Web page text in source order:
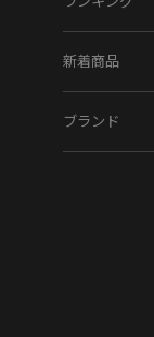
新着商品
ブランド